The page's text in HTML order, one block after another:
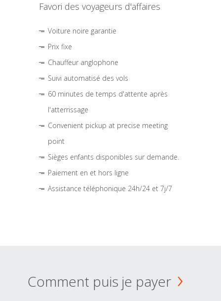
Favori des voyageurs d'affaires
Voiture noire garantie
Prix fixe
Chauffeur anglophone
Suivi automatisé des vols
60 minutes de temps d'attente après
l'atterrissage
Convenient pickup at precise meeting
point
Sièges enfants disponibles sur demande.
Paiement en et hors ligne
Assistance téléphonique 24h/24 et 7j/7
Comment puis je payer